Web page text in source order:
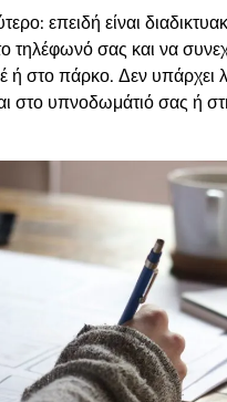
επειδή είναι
τηλέφωνό σας και να
ή στο πάρκο. Δεν υπάρχει
στο υπνοδωμάτιό σας ή